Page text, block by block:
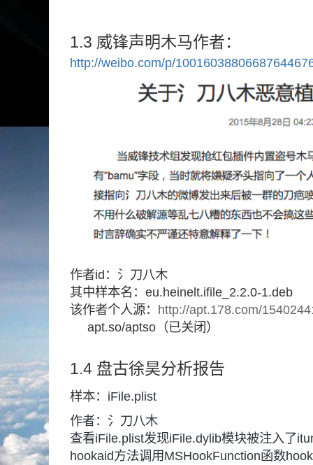
1.3 威锋声明木马作者：
http://weibo.com/p/
作者id：氵刀八木
其中样本名：eu.heinelt.ifile_2.2.0-1.deb
该作者个人源： http://apt.178.com/
apt.so/aptso（已关闭）
1.4 盘古徐昊分析报告
样本： iFile.plist
作者：氵刀八木
查看iFile.plist发现iFile.dylib模块被注入了
hookaid方法调用MSHookFunction函数hook